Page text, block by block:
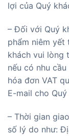
lợi của Quý
– Đối với Quý
phẩm niêm yết
khách vui lòng
nếu có nhu
hóa đơn VAT
E-mail cho
– Thời gian
số lý do như: